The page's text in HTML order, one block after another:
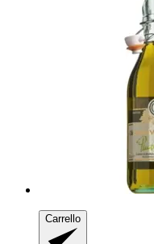
Carrello